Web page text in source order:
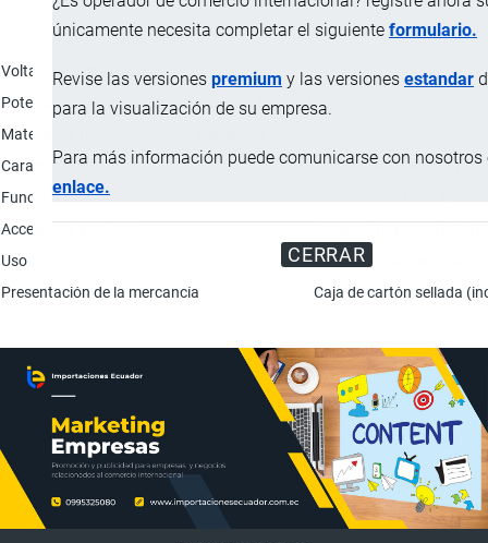
únicamente necesita completar el siguiente formulario.
Revise las versiones premium y las versiones estandar
para la visualización de su empresa.
Para más información puede comunicarse con nosotros
enlace.
CERRAR
Característica
Voltaje de alimentación
110 VAC
Potencia máxima de salida de música (PMPO)50000 W
Material de fabricación de la mercancía
Características
Altavoz bajo (Woofer)
Funciones
Accesorios incluidos
Uso
Reproducción de audio.
Presentación de la mercancía
Caja de cartón sellada